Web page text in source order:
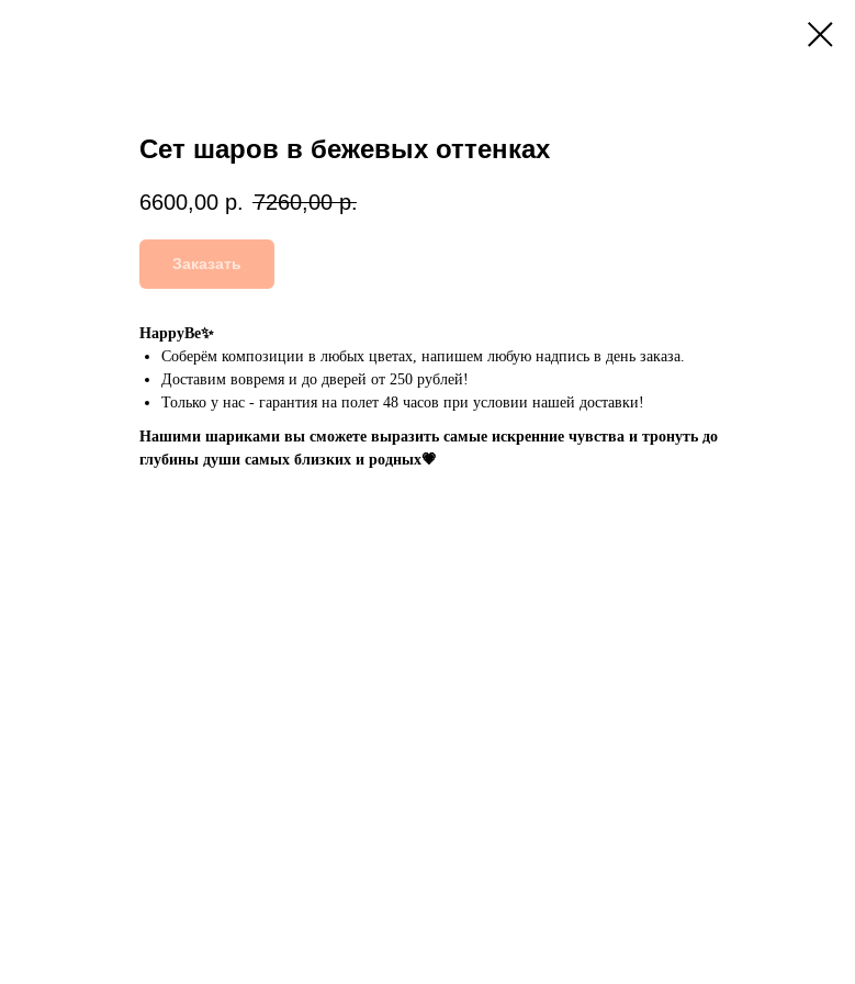
Сет шаров в бежевых оттенках
6600,00 р. 7260,00 р.
Заказать
HappyBe✨
Соберём композиции в любых цветах, напишем любую надпись в день заказа.
Доставим вовремя и до дверей от 250 рублей!
Только у нас - гарантия на полет 48 часов при условии нашей доставки!
Нашими шариками вы сможете выразить самые искренние чувства и тронуть до
глубины души самых близких и родных💗